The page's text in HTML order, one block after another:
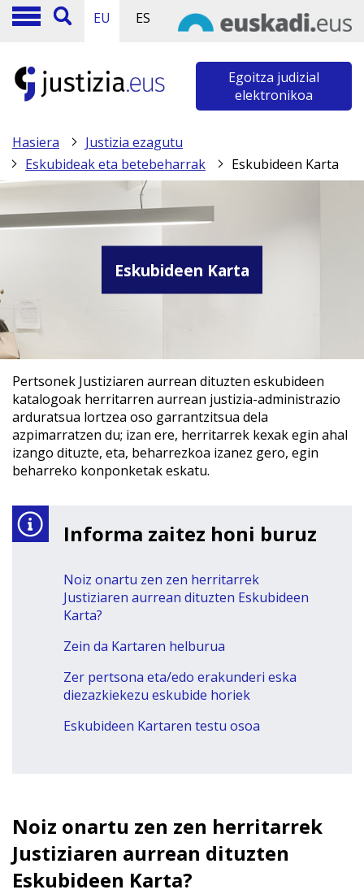
EU ES
Egoitza judizial
elektronikoa
Hasiera
Justizia ezagutu
Eskubideak eta betebeharrak
Eskubideen Karta
Eskubideen Karta
Pertsonek Justiziaren aurrean dituzten eskubideen
katalogoak herritarren aurrean justizia-administrazio
arduratsua lortzea oso garrantzitsua dela
azpimarratzen du; izan ere, herritarrek kexak egin ahal
izango dituzte, eta, beharrezkoa izanez gero, egin
beharreko konponketak eskatu.
Informa zaitez honi buruz
Noiz onartu zen zen herritarrek
Justiziaren aurrean dituzten Eskubideen
Karta?
Zein da Kartaren helburua
Zer pertsona eta/edo erakunderi eska
diezazkiekezu eskubide horiek
Eskubideen Kartaren testu osoa
Noiz onartu zen zen herritarrek
Justiziaren aurrean dituzten
Eskubideen Karta?